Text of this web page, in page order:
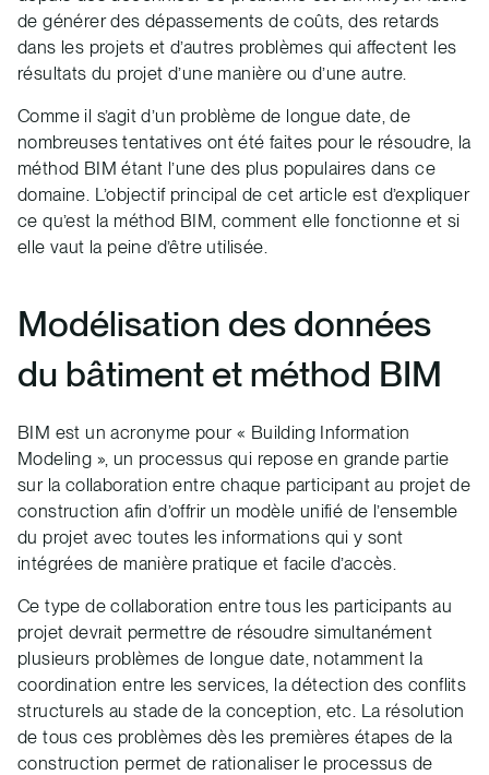
de générer des dépassements de coûts, des retards
dans les projets et d’autres problèmes qui affectent les
résultats du projet d’une manière ou d’une autre.
Comme il s’agit d’un problème de longue date, de
nombreuses tentatives ont été faites pour le résoudre, la
méthod BIM étant l’une des plus populaires dans ce
domaine. L’objectif principal de cet article est d’expliquer
ce qu’est la méthod BIM, comment elle fonctionne et si
elle vaut la peine d’être utilisée.
Modélisation des données
du bâtiment et méthod BIM
BIM est un acronyme pour « Building Information
Modeling », un processus qui repose en grande partie
sur la collaboration entre chaque participant au projet de
construction afin d’offrir un modèle unifié de l’ensemble
du projet avec toutes les informations qui y sont
intégrées de manière pratique et facile d’accès.
Ce type de collaboration entre tous les participants au
projet devrait permettre de résoudre simultanément
plusieurs problèmes de longue date, notamment la
coordination entre les services, la détection des conflits
structurels au stade de la conception, etc. La résolution
de tous ces problèmes dès les premières étapes de la
construction permet de rationaliser le processus de